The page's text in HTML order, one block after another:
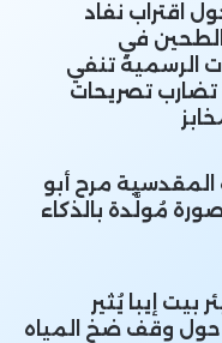
اقتراب نفاد
في
الرسمية تنفي
تصريحات
المقدسية مرح أبو
مُولَّدة بالذكاء
إيبا يُثير
حول وقف ضخ المياه